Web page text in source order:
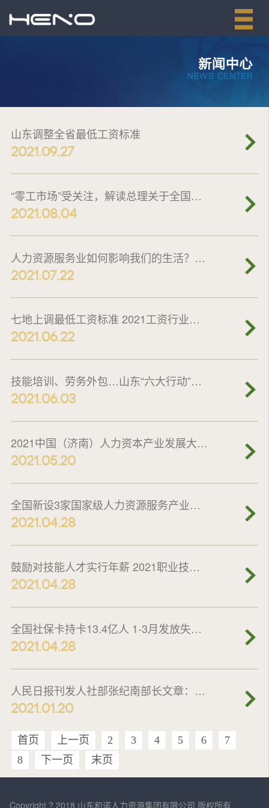
山东调整全省最低工资标准
2021.09.27
“零工市场”受关注，解读总理关于全国人力资源服务业发展大会作出的批示
2021.08.04
人力资源服务业如何影响我们的生活？一图看懂
2021.07.22
七地上调最低工资标准 2021工资行业市场前瞻
2021.06.22
技能培训、劳务外包…山东“六大行动”化解“招工难”
2021.06.03
2021中国（济南）人力资本产业发展大会在济南开幕
2021.05.20
全国新设3家国家级人力资源服务产业园 人力资源行业蓬勃发展
2021.04.28
鼓励对技能人才实行年薪 2021职业技能行业前瞻
2021.04.28
全国社保卡持卡13.4亿人 1-3月发放失业保险182亿元
2021.04.28
人民日报刊发人社部张纪南部长文章：强化就业优先政策
2021.01.20
首页 上一页 2 3 4 5 6
7
8
下一页 末页
Copyright ? 2018 山东和诺人力资源集团有限公司 版权所有